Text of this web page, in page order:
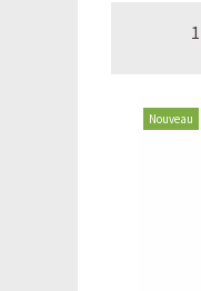
Nouveau